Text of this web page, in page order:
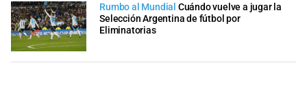
Rumbo al Mundial Cuándo vuelve a jugar la
Selección Argentina de fútbol por
Eliminatorias